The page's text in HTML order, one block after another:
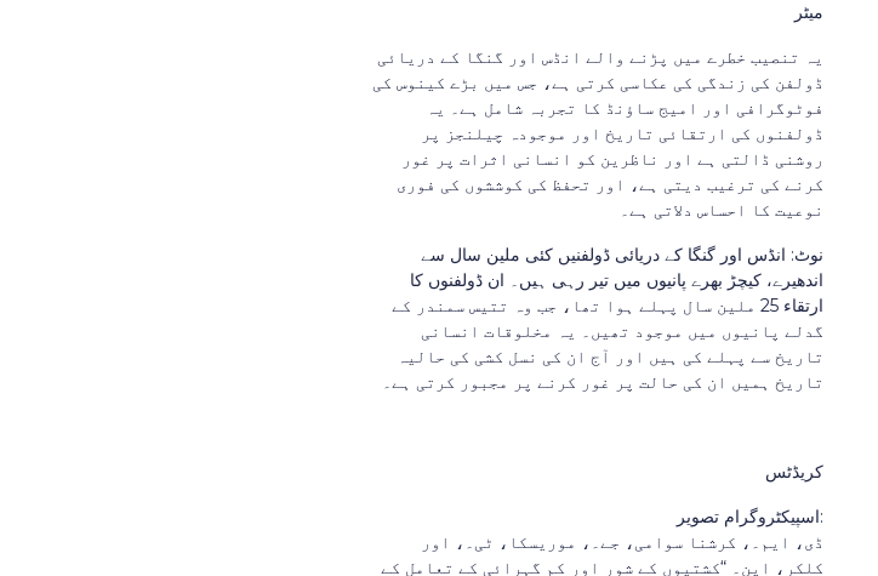
میٹر
یہ تنصیب خطرے میں پڑنے والے انڈس اور گنگا کے دریائی
ڈولفن کی زندگی کی عکاسی کرتی ہے، جس میں بڑے کینوس کی
فوٹوگرافی اور امیج ساؤنڈ کا تجربہ شامل ہے۔ یہ
ڈولفنوں کی ارتقائی تاریخ اور موجودہ چیلنجز پر
روشنی ڈالتی ہے اور ناظرین کو انسانی اثرات پر غور
کرنے کی ترغیب دیتی ہے، اور تحفظ کی کوششوں کی فوری
نوعیت کا احساس دلاتی ہے۔
نوٹ: انڈس اور گنگا کے دریائی ڈولفنیں کئی ملین سال سے
اندھیرے، کیچڑ بھرے پانیوں میں تیر رہی ہیں۔ ان ڈولفنوں کا
ارتقاء 25 ملین سال پہلے ہوا تھا، جب وہ تتیس سمندر کے
گدلے پانیوں میں موجود تھیں۔ یہ مخلوقات انسانی
تاریخ سے پہلے کی ہیں اور آج ان کی نسل کشی کی حالیہ
تاریخ ہمیں ان کی حالت پر غور کرنے پر مجبور کرتی ہے۔
کریڈٹس
اسپیکٹروگرام تصویر:
ڈی، ایم۔، کرشنا سوامی، جے۔، موریسکا، ٹی۔، اور
کلکر، این۔ “کشتیوں کے شور اور کم گہرائی کے تعامل کے